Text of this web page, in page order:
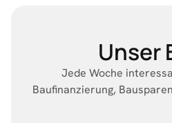
Unser
Jede Woche
Baufinanzierung,